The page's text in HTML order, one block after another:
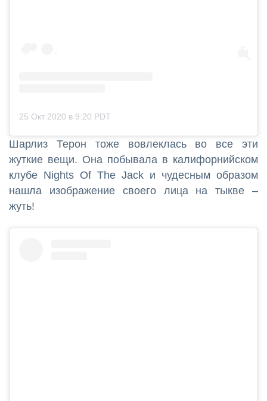
25 Окт 2020 в 9:20 PDT
Шарлиз Терон тоже вовлеклась во все эти
жуткие вещи. Она побывала в калифорнийском
клубе Nights Of The Jack и чудесным образом
нашла изображение своего лица на тыкве –
жуть!